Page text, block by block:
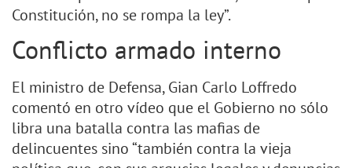
Constitución, no se rompa la ley”.
Conflicto armado interno
El ministro de Defensa, Gian Carlo Loffredo
comentó en otro vídeo que el Gobierno no sólo
libra una batalla contra las mafias de
delincuentes sino “también contra la vieja